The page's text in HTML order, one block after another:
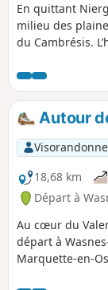
En quittant
milieu des
du Cambrésis.
respirer l’air
dessinent,
vivantes et ses
poursuit jusqu’à
espaces verts et
le calme des
passé
pas.
Autour
18,68 km
Départ à
Au cœur du
départ à
Marquette-en-